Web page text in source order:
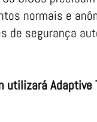
normais e
de segurança
utilizará